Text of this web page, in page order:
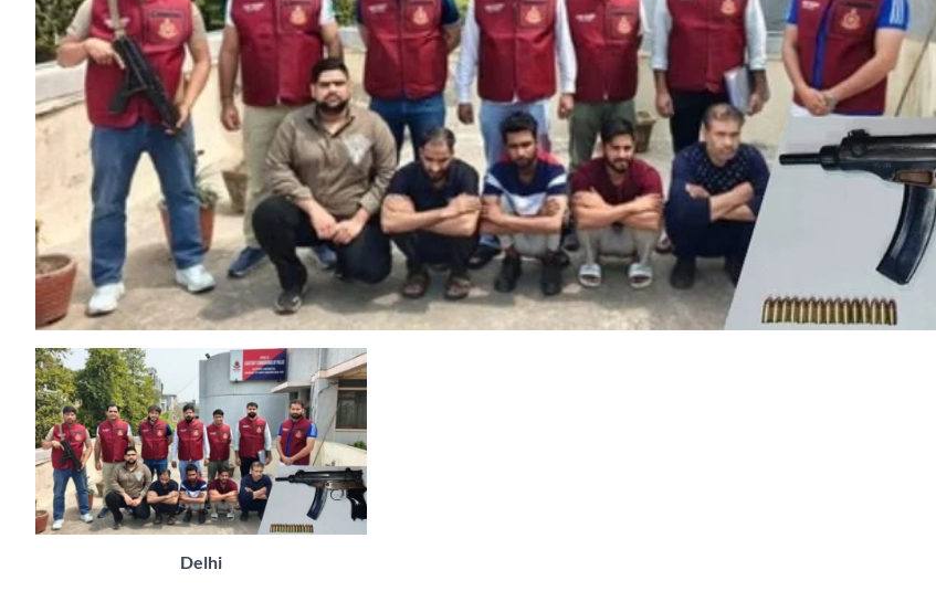
Delhi